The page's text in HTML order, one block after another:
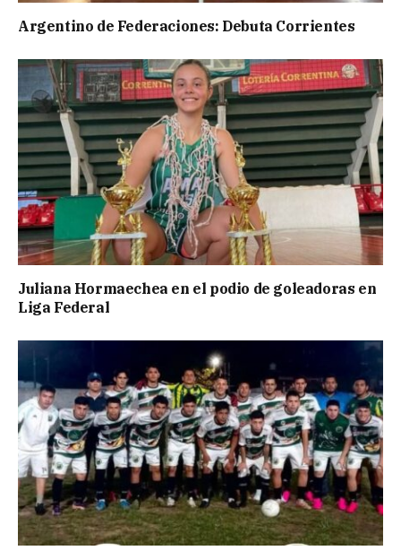
Argentino de Federaciones: Debuta Corrientes
Juliana Hormaechea en el podio de goleadoras en
Liga Federal